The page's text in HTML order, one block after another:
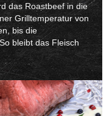
das Roastbeef in die
Grilltemperatur von
bis die
bleibt das Fleisch